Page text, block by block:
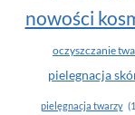
nowości
oczyszczanie
pielegnacja
pielęgnacja twarzy